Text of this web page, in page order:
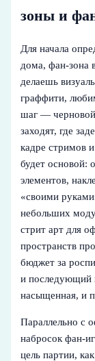
зоны и
Для начала
дома, фан-зона
делаешь
граффити,
шаг —
заходят, где
кадре стримов
будет основой:
элементов,
«своими
небольших
стрит арт для
пространств
бюджет за
и последующий
насыщенная, и
Параллельно с
набросок фан-
цель партии,